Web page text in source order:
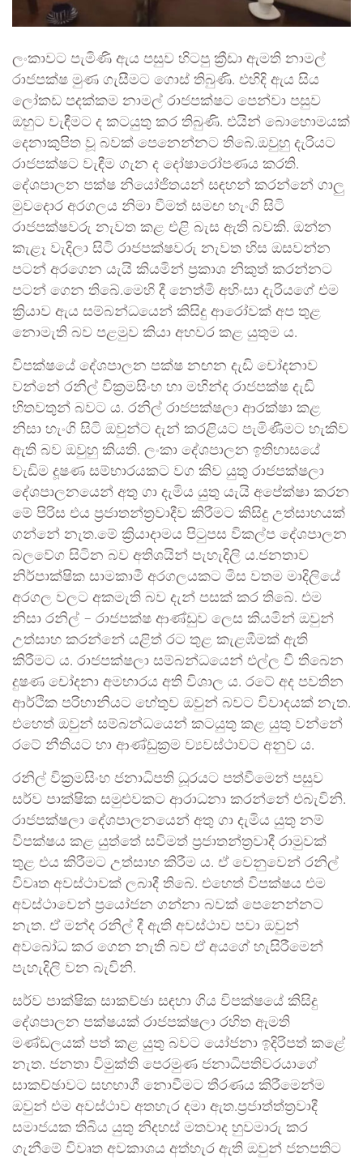
ලංකාවට පැමිණි ඇය පසුව හිටපු ක්‍රීඩා ඇමති නාමල්
රාජපක්ෂ මුණ ගැසීමට ගොස් තිබුණි. එහිදි ඇය සිය
ලෝකඩ පදක්කම නාමල් රාජපක්ෂට පෙන්වා පසුව
ඔහුට වැඳීමට ද කටයුතු කර තිබුණි. එයින් බොහොමයක්
දෙනාකුපිත වූ බවක් පෙනෙන්නට තිබේ.ඔවුහු දැරියට
රාජපක්ෂට වැඳීම ගැන ද දෝෂාරෝපණය කරති.
දේශපාලන පක්ෂ නියෝජිතයන් සඳහන් කරන්නේ ගාලු
මුවදොර අරගලය නිමා වීමත් සමඟ හැංගි සිටි
රාජපක්ෂවරු නැවත කළ එළි බැස ඇති බවකි. ඔන්න
කැළෑ වැදිලා සිටි රාජපක්ෂවරු නැවත හිස ඔසවන්න
පටන් අරගෙන යැයි කියමින් ප්‍රකාශ නිකුත් කරන්නට
පටන් ගෙන තිබේ.මෙහි දී නෙත්මි අහිංසා දැරියගේ එම
ක්‍රියාව ඇය සම්බන්ධයෙන් කිසිදු ආරෝවක් අප තුළ
නොමැති බව පළමුව කියා අහවර කළ යුතුම ය.
විපක්ෂයේ දේශපාලන පක්ෂ නඟන දැඩි චෝදනාව
වන්නේ රනිල් වික්‍රමසිංහ හා මහින්ද රාජපක්ෂ දැඩි
හිතවතුන් බවට ය. රනිල් රාජපක්ෂලා ආරක්ෂා කළ
නිසා හැංගි සිටි ඔවුන්ට දැන් කරළියට පැමිණීමට හැකිව
ඇති බව ඔවුහු කියති. ලංකා දේශපාලන ඉතිහාසයේ
වැඩිම දූෂණ සම්භාරයකට වග කිව යුතු රාජපක්ෂලා
දේශපාලනයෙන් අතු ගා දැමිය යුතු යැයි අපේක්ෂා කරන
මේ පිරිස එය ප්‍රජාතන්ත්‍රවාදීව කිරීමට කිසිදු උත්සාහයක්
ගන්නේ නැත.මේ ක්‍රියාදාමය පිටුපස විකල්ප දේශපාලන
බලවේග සිටින බව අතිශයින් පැහැදිලි ය.ජනතාව
නිර්පාක්ෂික සාමකාමී අරගලයකට මිස වතම මාදිලියේ
අරගල වලට අකමැති බව දැන් පසක් කර තිබේ. එම
නිසා රනිල් – රාජපක්ෂ ආණ්ඩුව ලෙස කියමින් ඔවුන්
උත්සාහ කරන්නේ යළිත් රට තුළ කැළඹීමක් ඇති
කිරීමට ය. රාජපක්ෂලා සම්බන්ධයෙන් එල්ල වී තිබෙන
දුෂණ චෝදනා අමභාරය අති විශාල ය. රටේ අද පවතින
ආර්ථික පරිහානියට හේතුව ඔවුන් බවට විවාදයක් නැත.
එහෙත් ඔවුන් සම්බන්ධයෙන් කටයුතු කළ යුතු වන්නේ
රටේ නීතියට හා ආණ්ඩුක්‍රම ව්‍යවස්ථාවට අනුව ය.
රනිල් වික්‍රමසිංහ ජනාධිපති ධූරයට පත්වීමෙන් පසුව
සර්ව පාක්ෂික සමුළුවකට ආරාධනා කරන්නේ එබැවිනි.
රාජපක්ෂලා දේශපාලනයෙන් අතු ගා දැමිය යුතු නම්
විපක්ෂය කළ යුත්තේ සවිමත් ප්‍රජාතන්ත්‍රවාදී රාමුවක්
තුළ එය කිරීමට උත්සාහ කිරීම ය. ඒ වෙනුවෙන් රනිල්
විවෘත අවස්ථාවක් ලබාදී තිබේ. එහෙත් විපක්ෂය එම
අවස්ථාවෙන් ප්‍රයෝජන ගන්නා බවක් පෙනෙන්නට
නැත. ඒ මන්ද රනිල් දී ඇති අවස්ථාව පවා ඔවුන්
අවබෝධ කර ගෙන නැති බව ඒ අයගේ හැසිරීමෙන්
පැහැදිලි වන බැවිනි.
සර්ව පාක්ෂික සාකච්ඡා සඳහා ගිය විපක්ෂයේ කිසිදු
දේශපාලන පක්ෂයක් රාජපක්ෂලා රහිත ඇමති
මණ්ඩලයක් පත් කළ යුතු බවට යෝජනා ඉදිරිපත් කළේ
නැත. ජනතා විමුක්ති පෙරමුණ ජනාධිපතිවරයාගේ
සාකච්ඡාවට සහභාගී නොවීමට තීරණය කිරීමෙන්ම
ඔවුන් එම අවස්ථාව අතහැර දමා ඇත.ප්‍රජාත්ත්ත්‍රවාදී
සමාජයක තිබිය යුතු නිදහස් මතවාද හුවමාරු කර
ගැනීමේ විවෘත අවකාශය අත්හැර ඇති ඔවුන් ජනපතිට